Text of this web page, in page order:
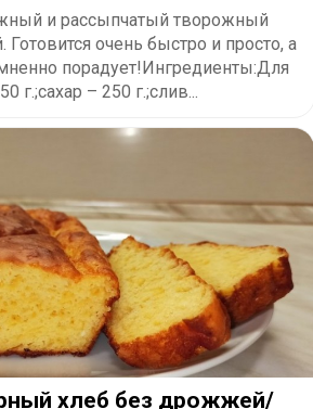
и рассыпчатый творожный
очень быстро и просто, а
порадует!Ингредиенты:Для
г.;сахар – 250 г.;слив...
хлеб без дрожжей/